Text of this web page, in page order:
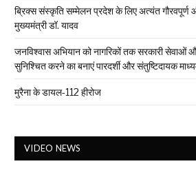
ब्रिक्स संस्कृति सम्मेलन प्रदेश के लिए अत्यंत गौरवपूर्ण
मुख्यमंत्री डॉ. यादव
जनविश्वास अभियान को नागरिकों तक सरकारी
सुनिश्चित करने का बनाएं पारदर्शी और संतुष्टिदायक
मुरैना के डायल-112 हीरोज
VIDEO NEWS